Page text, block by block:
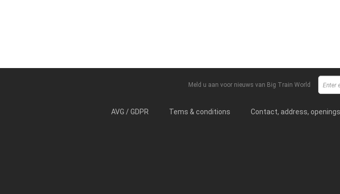
Meld u aan voor nieuws van Big Train World
AVG / GDPR Tems & conditions Contact, address,